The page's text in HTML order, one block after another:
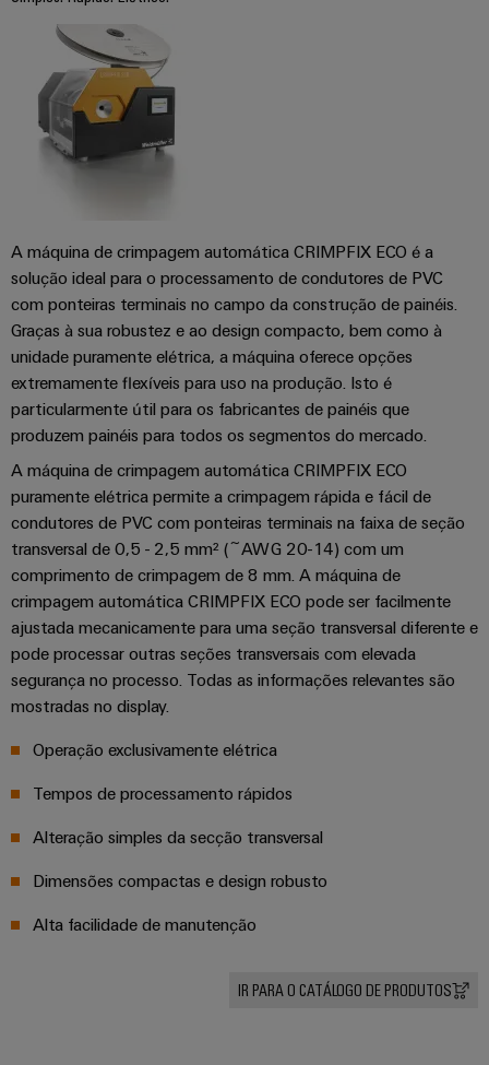
da
construção
de
quadros
elétricos
Máquinas
vários
de
automação
de
máquinas
e
fábricas
Petróleo
e
gás
Garante
a
proteção
das
operações
soluções
integradas
para
o
de
processos
Transmissão
e
Estabilidade
segurança
Fabricante
de
Equipamentos
Originais
(OEM)
visualização
Medição
de
energia
AI
Acesso
remoto
Plataforma
de
serviços
industriais
easyConnect
Local
de
trabalho
e
acessórios
Ferramentas
Máquinas
A máquina de crimpagem automática CRIMPFIX ECO é a
solução ideal para o processamento de condutores de PVC
com ponteiras terminais no campo da construção de painéis.
Graças à sua robustez e ao design compacto, bem como à
unidade puramente elétrica, a máquina oferece opções
extremamente flexíveis para uso na produção. Isto é
particularmente útil para os fabricantes de painéis que
produzem painéis para todos os segmentos do mercado.
A máquina de crimpagem automática CRIMPFIX ECO
puramente elétrica permite a crimpagem rápida e fácil de
condutores de PVC com ponteiras terminais na faixa de seção
transversal de 0,5 - 2,5 mm² (~AWG 20-14) com um
comprimento de crimpagem de 8 mm. A máquina de
crimpagem automática CRIMPFIX ECO pode ser facilmente
ajustada mecanicamente para uma seção transversal diferente e
pode processar outras seções transversais com elevada
segurança no processo. Todas as informações relevantes são
mostradas no display.
Operação exclusivamente elétrica
Tempos de processamento rápidos
Alteração simples da secção transversal
Dimensões compactas e design robusto
Alta facilidade de manutenção
IR PARA O CATÁLOGO DE PRODUTOS